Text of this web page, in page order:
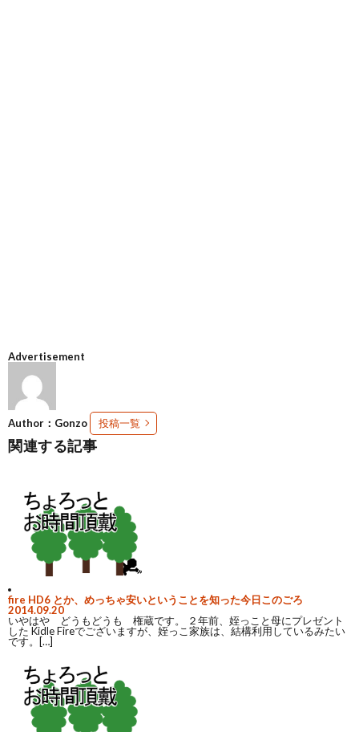
Advertisement
Author：Gonzo 投稿一覧
関連する記事
fire HD6 とか、めっちゃ安いということを知った今日このごろ
2014.09.20
いやはや どうもどうも 権蔵です。 ２年前、姪っこと母にプレゼント
した Kidle Fireでございますが、姪っこ家族は、結構利用しているみたい
です。[…]